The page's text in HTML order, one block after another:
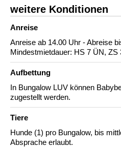
weitere Konditionen
Anreise
Anreise ab 14.00 Uhr - Abreise
Mindestmietdauer: HS 7 ÜN, ZS
Aufbettung
In Bungalow LUV können
zugestellt werden.
Tiere
Hunde (1) pro Bungalow, bis
Absprache erlaubt.